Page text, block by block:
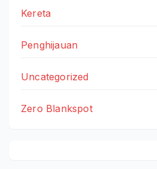
Kereta
Penghijauan
Uncategorized
Zero Blankspot